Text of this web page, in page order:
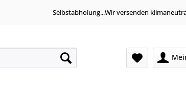
Selbstabholung...Wir versenden